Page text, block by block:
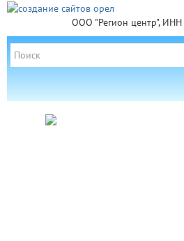
ООО "Регион центр",